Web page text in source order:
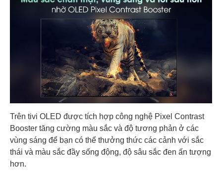
Trên tivi OLED được tích hợp công nghệ Pixel Contrast
Booster tăng cường màu sắc và độ tương phản ở các
vùng sáng để bạn có thể thưởng thức các cảnh với sắc
thái và màu sắc đầy sống động, độ sâu sắc đen ấn tượng
hơn.